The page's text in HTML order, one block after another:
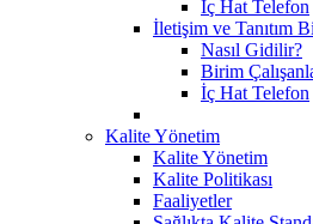
İç Hat Telefon
İletişim ve Tanıtım
Nasıl Gidilir?
Birim
İç Hat Telefon
Kalite Yönetim
Kalite Yönetim
Kalite Politikası
Faaliyetler